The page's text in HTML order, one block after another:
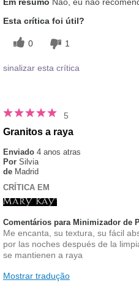
Esta crítica foi útil?
0 1
sinalizar esta crítica
5
Granitos a raya
Enviado 4 anos atras
Por Silvia
de Madrid
CRÍTICA EM
Comentários para Minimizador de
Me encanta, su textura, su fácil
por las noches después de la
se mantienen a raya
Mostrar tradução